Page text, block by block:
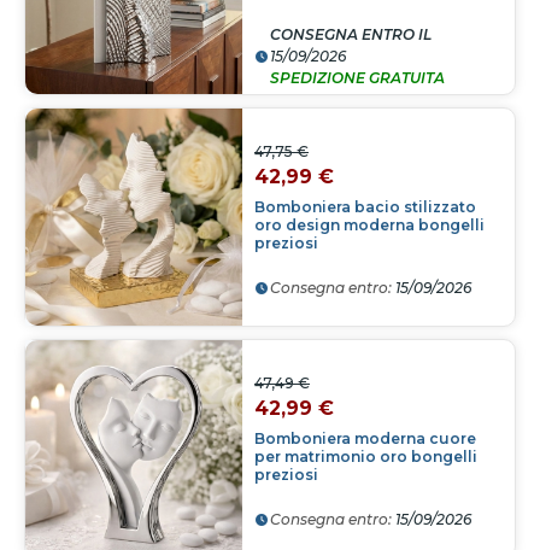
CONSEGNA ENTRO IL
15/09/2026
SPEDIZIONE GRATUITA
Bomboniera bacio stilizzato
oro design moderna bongelli
preziosi
47,75 €
42,99 €
Consegna entro: 15/09/2026
Bomboniera moderna cuore
per matrimonio oro bongelli
preziosi
47,49 €
42,99 €
Consegna entro: 15/09/2026